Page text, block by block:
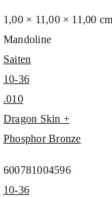
1,00 × 11,00 × 11,00 cm
Mandoline
Saiten
10-36
.010
Dragon Skin +
Phosphor Bronze
600781004596
10-36